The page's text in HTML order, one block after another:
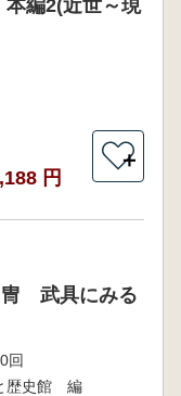
編2(近世～現
円
＋
冑 武具にみる
回
歴史館 編